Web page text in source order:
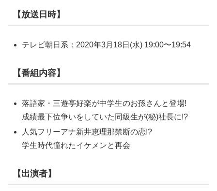
【放送日時】
テレビ朝日系：2020年3月18日(水) 19:00〜19:54
【番組内容】
落語家・三遊亭好楽が中学生のお孫さんと登場!
成績最下位争いをしていた同級生が(秘)社長に!?
人気フリーアナ新井恵理那禁断の恋!?
学生時代憧れたイケメンと再会
【出演者】